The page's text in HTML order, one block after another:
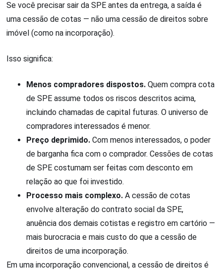
Se você precisar sair da SPE antes da entrega, a saída é
uma cessão de cotas — não uma cessão de direitos sobre
imóvel (como na incorporação).
Isso significa:
Menos compradores dispostos. Quem compra cota
de SPE assume todos os riscos descritos acima,
incluindo chamadas de capital futuras. O universo de
compradores interessados é menor.
Preço deprimido. Com menos interessados, o poder
de barganha fica com o comprador. Cessões de cotas
de SPE costumam ser feitas com desconto em
relação ao que foi investido.
Processo mais complexo. A cessão de cotas
envolve alteração do contrato social da SPE,
anuência dos demais cotistas e registro em cartório —
mais burocracia e mais custo do que a cessão de
direitos de uma incorporação.
Em uma incorporação convencional, a cessão de direitos é